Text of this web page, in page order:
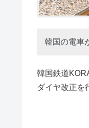
韓国の電車
韓国鉄道
ダイヤ改正を